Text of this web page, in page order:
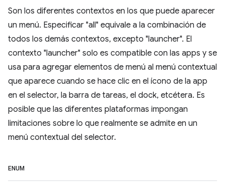
Son los diferentes contextos en los que puede aparecer
un menú. Especificar "all" equivale a la combinación de
todos los demás contextos, excepto "launcher". El
contexto "launcher" solo es compatible con las apps y se
usa para agregar elementos de menú al menú contextual
que aparece cuando se hace clic en el ícono de la app
en el selector, la barra de tareas, el dock, etcétera. Es
posible que las diferentes plataformas impongan
limitaciones sobre lo que realmente se admite en un
menú contextual del selector.
ENUM